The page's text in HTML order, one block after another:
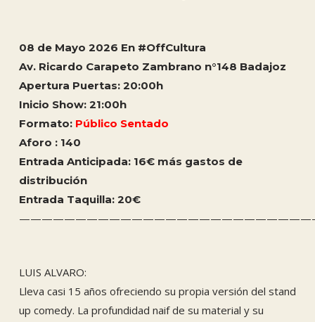
08 de Mayo 2026 En #OffCultura
Av. Ricardo Carapeto Zambrano n°148 Badajoz
Apertura Puertas: 20:00h
Inicio Show: 21:00h
Formato: Público Sentado
Aforo : 140
Entrada Anticipada: 16€ más gastos de
distribución
Entrada Taquilla: 20€
LUIS ALVARO:
Lleva casi 15 años ofreciendo su propia versión del stand
up comedy. La profundidad naif de su material y su